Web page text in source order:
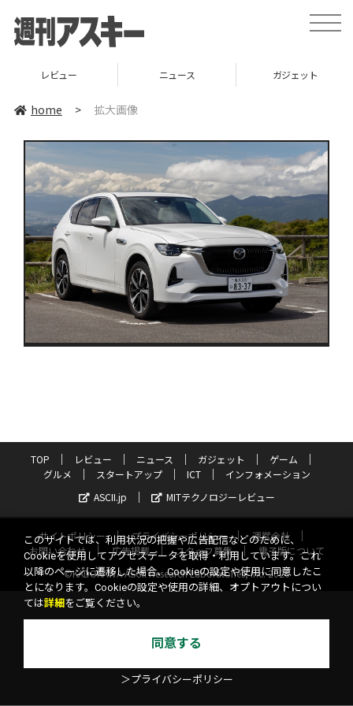
toggle
レビュー ニュース ガジェット
home > 拡大画像
TOP レビュー ニュース ガジェット
ゲーム
グルメ
スタートアップ ICT
インフォメーション
ASCII.jp
MITテクノロジーレビュー
サイトポリシー プライバシーポリシー
運営会社
お問い合わせ
広告掲載 スタッフ募集
電子版について
©KADOKAWA ASCII Research Laboratories, Inc. 2026
このサイトでは、利用状況の把握や広告配信などのために、
Cookieを使用してアクセスデータを取得・利用しています。これ
以降のページに遷移した場合、Cookieの設定や使用に同意したこ
とになります。Cookieの設定や使用の詳細、オプトアウトについ
ては詳細 をご覧ください。
同意する
＞プライバシーポリシー